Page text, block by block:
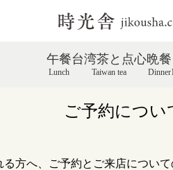
午餐
Lunch
台湾茶と点心
Taiwan tea
晩餐
Dinner
ご予約につい
方へ、ご予約とご来店について